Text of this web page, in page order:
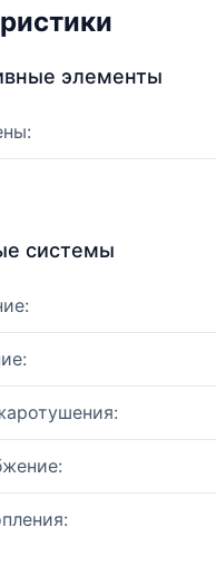
элементы
системы